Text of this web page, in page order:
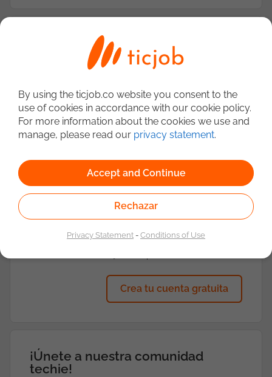
¿Aún no tienes cuenta en ticjob?
Encuentra ofertas 100% IT
te gusten
Mantén tu perfil actualizado
Crea tu cuenta gratuita
¡Únete a nuestra comunidad
techie!
By using the ticjob.co website you consent to the
use of cookies in accordance with our cookie policy.
For more information about the cookies we use and
manage, please read our privacy statement.
Accept and Continue
Rechazar
Privacy Statement-Conditions of Use